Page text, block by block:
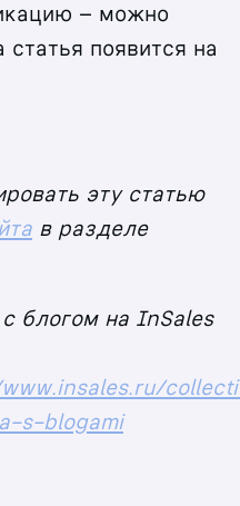
– можно
статья появится на
эту статью
в разделе
блогом на InSales
s-blogami